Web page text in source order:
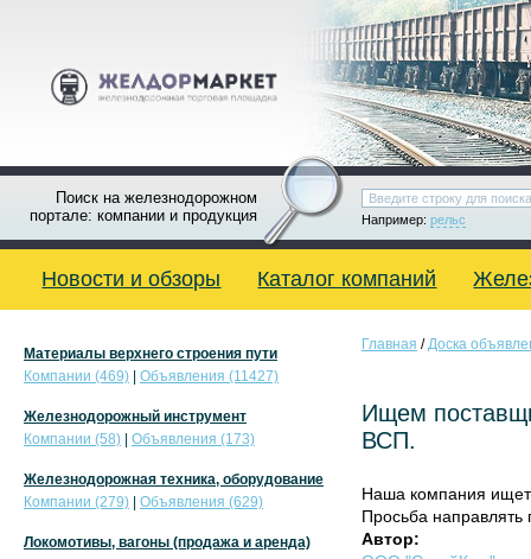
Поиск на железнодорожном
портале: компании и продукция
Например: рельс
Новости и обзоры Каталог компаний
Главная /Доска
Ищем
ВСП.
Наша компания
Просьба
Автор:
Материалы верхнего строения пути
Компании (469)
Объявления (11427)
Железнодорожный инструмент
Компании (58)
Объявления (173)
Железнодорожная техника, оборудование
Компании (279)
Объявления (629)
Локомотивы, вагоны (продажа и аренда)